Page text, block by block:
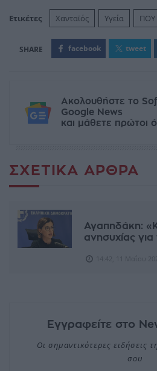
Ετικέτες Χανταϊός Υγεία ΠΟΥ
facebook tweet
Ακολουθήστε το
Google News
και μάθετε πρώτοι
ΣΧΕΤΙΚΆ ΆΡΘΡΑ
Αγαπηδάκη:
ανησυχίας για
Εγγραφείτε στο
Οι σημαντικότερες ειδήσεις
σου